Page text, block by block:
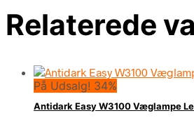
Relaterede
På Udsalg! 34%
Antidark Easy W3100 Væglampe